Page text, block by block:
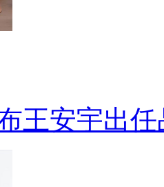
王安宇出